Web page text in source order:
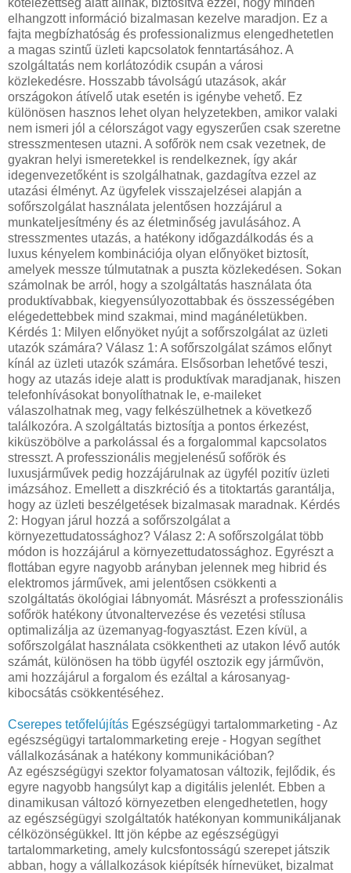
Cserepes tetőfelújítás Egészségügyi tartalommarketing - Az
egészségügyi tartalommarketing ereje - Hogyan segíthet
vállalkozásának a hatékony kommunikációban?
Az egészségügyi szektor folyamatosan változik, fejlődik, és
egyre nagyobb hangsúlyt kap a digitális jelenlét. Ebben a
dinamikusan változó környezetben elengedhetetlen, hogy
az egészségügyi szolgáltatók hatékonyan kommunikáljanak
célközönségükkel. Itt jön képbe az egészségügyi
tartalommarketing, amely kulcsfontosságú szerepet játszik
abban, hogy a vállalkozások kiépítsék hírnevüket, bizalmat